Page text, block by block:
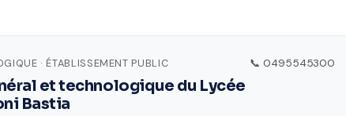
· ÉTABLISSEMENT PUBLIC
et technologique du Lycée
Bastia
📞 0495545300